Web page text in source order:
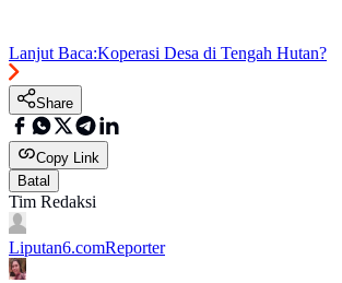
Lanjut Baca:Koperasi Desa di Tengah Hutan?
Share
Copy Link
Batal
Tim Redaksi
Liputan6.comReporter